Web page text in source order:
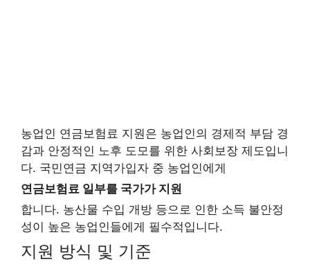
농업인 연금보험료 지원은 농업인의 경제적 부담 경
감과 안정적인 노후 도모를 위한 사회보장 제도입니
다. 국민연금 지역가입자 중 농업인에게
연금보험료 일부를 국가가 지원
합니다. 농산물 수입 개방 등으로 인한 소득 불안정
성이 높은 농업인들에게 필수적입니다.
지원 방식 및 기준